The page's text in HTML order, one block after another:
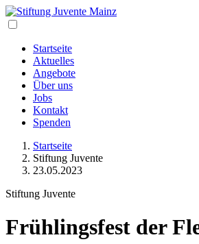
Startseite
Aktuelles
Angebote
Über uns
Jobs
Kontakt
Spenden
Startseite
Stiftung Juvente
23.05.2023
Stiftung Juvente
Frühlingsfest der